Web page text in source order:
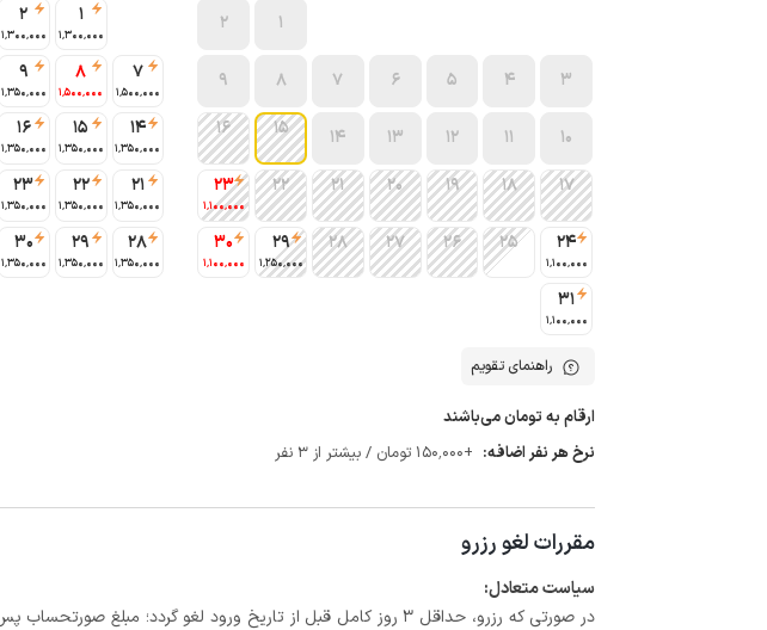
1
2
3
4
5
6
7
8
9
10
11
12
13
14
15
16
17
18
19
20
21
22
23
1٬100٬000
24
1٬100٬000
25
26
27
28
29
1٬250٬000
30
1٬100٬000
31
1٬100٬000
1
1٬300٬000
2
1٬300٬000
7
1٬500٬000
8
1٬500٬000
9
1٬350٬000
14
1٬350٬000
15
1٬350٬000
16
1٬350٬000
21
1٬350٬000
22
1٬350٬000
23
1٬350٬000
28
1٬350٬000
29
1٬350٬000
30
1٬350٬000
راهنمای تقویم
ارقام به تومان می‌باشند
نرخ هر نفر اضافه: +150٬000 تومان / بیشتر از 3 نفر
مقررات لغو رزرو
سیاست متعادل: